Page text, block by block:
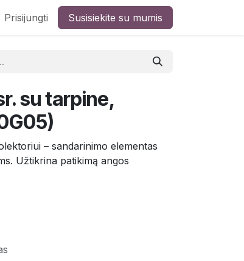
Prisijungti Susisiekite su mumis
su tarpine,
– sandarinimo elementas
Užtikrina patikimą angos